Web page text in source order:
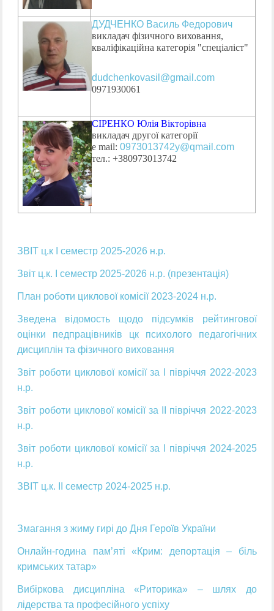
ДУДЧЕНКО Василь Федорович
викладач фізичного виховання,
кваліфікаційна категорія "спеціаліст"
dudchenkovasil@gmail.com
0971930061
СІРЕНКО Юлія Вікторівна
викладач другої категорії
е mail: 0973013742y@qmail.com
тел.: +380973013742
ЗВІТ ц.к І семестр 2025-2026 н.р.
Звіт ц.к. І семестр 2025-2026 н.р. (презентація)
План роботи циклової комісії 2023-2024 н.р.
Зведена відомость щодо підсумків рейтингової
оцінки педпрацівників цк психолого педагогічних
дисциплін та фізичного виховання
Звіт роботи циклової комісії за І півріччя 2022-2023
н.р.
Звіт роботи циклової комісії за ІІ півріччя 2022-2023
н.р.
Звіт роботи циклової комісії за І півріччя 2024-2025
н.р.
ЗВІТ ц.к. ІІ семестр 2024-2025 н.р.
Змагання з жиму гирі до Дня Героїв України
Онлайн-година пам’яті «Крим: депортація – біль
кримських татар»
Вибіркова дисципліна «Риторика» – шлях до
лідерства та професійного успіху